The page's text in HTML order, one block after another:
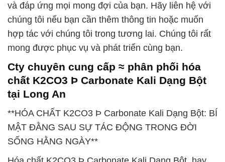
và đáp ứng mọi mong đợi của bạn. Hãy liên hệ với
chúng tôi nếu bạn cần thêm thông tin hoặc muốn
hợp tác với chúng tôi trong tương lai. Chúng tôi rất
mong được phục vụ và phát triển cùng bạn.
Cty chuyên cung cấp ≈ phân phối hóa
chất K2CO3 Þ Carbonate Kali Dạng Bột
tại Long An
**HÓA CHẤT K2CO3 Þ Carbonate Kali Dạng Bột: BÍ
MẬT ĐẰNG SAU SỰ TÁC ĐỘNG TRONG ĐỜI
SỐNG HẰNG NGÀY**